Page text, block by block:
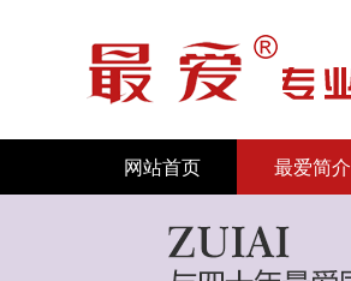
网站首页 最爱简介